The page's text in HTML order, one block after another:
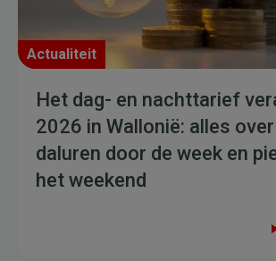
Actualiteit
Het dag- en nachttarief
2026 in Wallonië: alles
daluren door de week en
het weekend